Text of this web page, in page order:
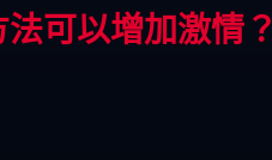
可以增加激情？